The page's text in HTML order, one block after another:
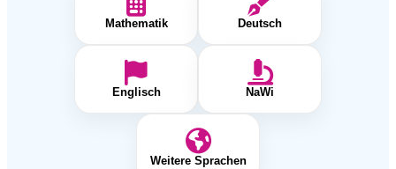
Mathematik Deutsch
Englisch NaWi
Weitere Sprachen